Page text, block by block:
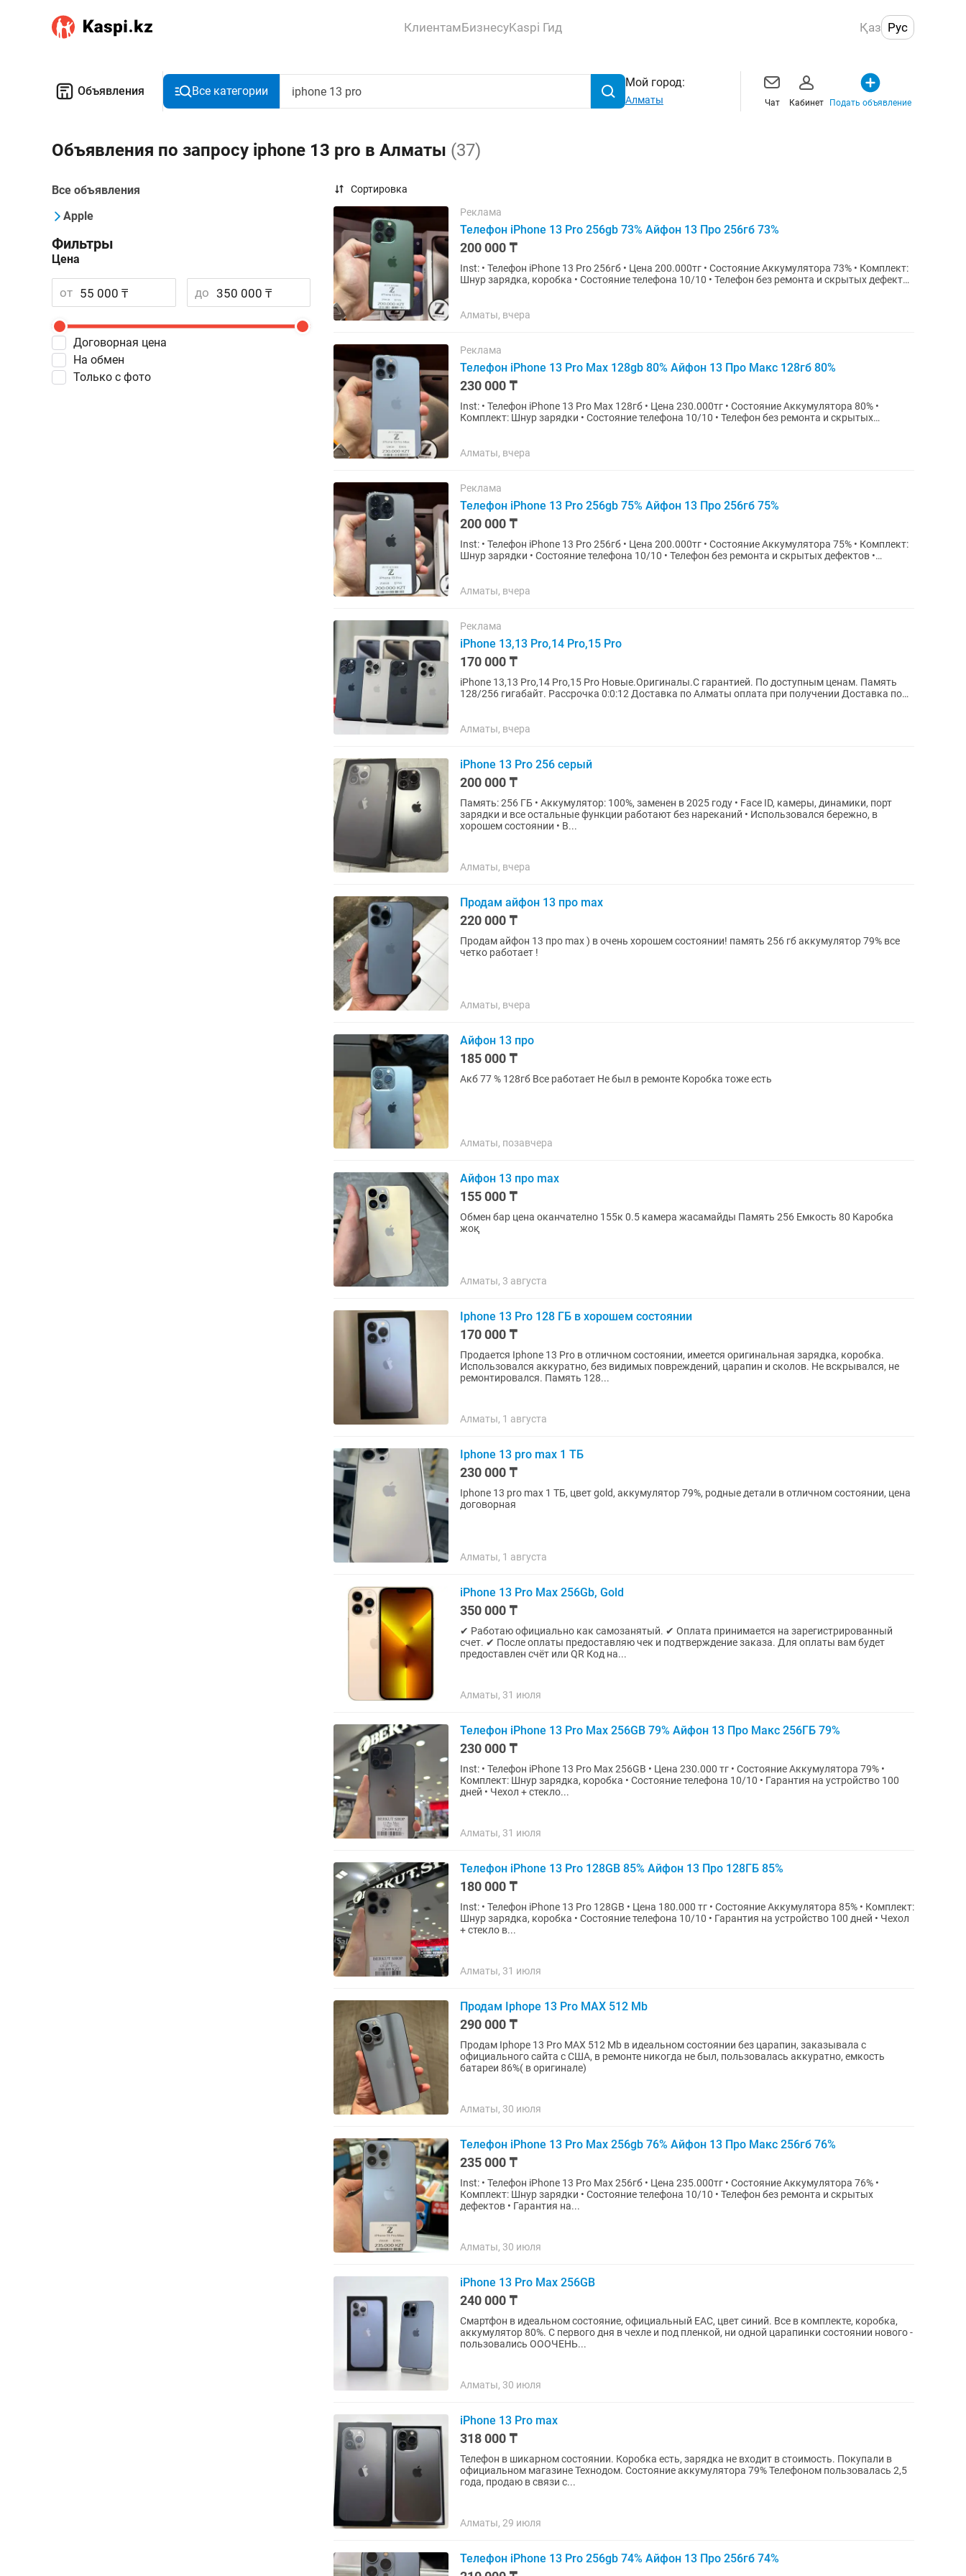
КлиентамБизнесуKaspi Гид Қаз Рус
Объявления Все категории
Мой город:
Алматы Чат Кабинет Подать объявление
Объявления по запросу iphone 13 pro в Алматы (37)
Все объявления
Apple
Фильтры
Цена
от до
Договорная цена
На обмен
Только с фото
Сортировка
Реклама
Телефон iPhone 13 Pro 256gb 73% Айфон 13 Про 256гб 73%
200 000 ₸
Inst: • Телефон iPhone 13 Pro 256гб • Цена 200.000тг • Состояние Аккумулятора 73% • Комплект:
Шнур зарядка, коробка • Состояние телефона 10/10 • Телефон без ремонта и скрытых дефектов
Алматы, вчера
Реклама
Телефон iPhone 13 Pro Max 128gb 80% Айфон 13 Про Макс 128гб 80%
230 000 ₸
Inst: • Телефон iPhone 13 Pro Мах 128гб • Цена 230.000тг • Состояние Аккумулятора 80% •
Комплект: Шнур зарядки • Состояние телефона 10/10 • Телефон без ремонта и скрытых
Алматы, вчера
Реклама
Телефон iPhone 13 Pro 256gb 75% Айфон 13 Про 256гб 75%
200 000 ₸
Inst: • Телефон iPhone 13 Pro 256гб • Цена 200.000тг • Состояние Аккумулятора 75% • Комплект:
Шнур зарядки • Состояние телефона 10/10 • Телефон без ремонта и скрытых дефектов •
Алматы, вчера
Реклама
iPhone 13,13 Pro,14 Pro,15 Pro
170 000 ₸
iPhone 13,13 Pro,14 Pro,15 Pro Новые.Оригиналы.С гарантией. По доступным ценам. Память
128/256 гигабайт. Рассрочка 0:0:12 Доставка по Алматы оплата при получении Доставка по
Алматы, вчера
iPhone 13 Pro 256 серый
200 000 ₸
Память: 256 ГБ • Аккумулятор: 100%, заменен в 2025 году • Face ID, камеры, динамики, порт
зарядки и все остальные функции работают без нареканий • Использовался бережно, в
хорошем состоянии • В...
Алматы, вчера
Продам айфон 13 про max
220 000 ₸
Продам айфон 13 про max ) в очень хорошем состоянии! память 256 гб аккумулятор 79% все
четко работает !
Алматы, вчера
Айфон 13 про
185 000 ₸
Акб 77 % 128гб Все работает Не был в ремонте Коробка тоже есть
Алматы, позавчера
Айфон 13 про max
155 000 ₸
Обмен бар цена оканчателно 155к 0.5 камера жасамайды Память 256 Емкость 80 Каробка
жоқ
Алматы, 3 августа
Iphone 13 Pro 128 ГБ в хорошем состоянии
170 000 ₸
Продается Iphone 13 Pro в отличном состоянии, имеется оригинальная зарядка, коробка.
Использовался аккуратно, без видимых повреждений, царапин и сколов. Не вскрывался, не
ремонтировался. Память 128...
Алматы, 1 августа
Iphone 13 pro max 1 ТБ
230 000 ₸
Iphone 13 pro max 1 ТБ, цвет gold, аккумулятор 79%, родные детали в отличном состоянии, цена
договорная
Алматы, 1 августа
iPhone 13 Pro Max 256Gb, Gold
350 000 ₸
✔ Работаю официально как самозанятый. ✔ Оплата принимается на зарегистрированный
счет. ✔ После оплаты предоставляю чек и подтверждение заказа. Для оплаты вам будет
предоставлен счёт или QR Код на...
Алматы, 31 июля
Телефон iPhone 13 Pro Max 256GB 79% Айфон 13 Про Макс 256ГБ 79%
230 000 ₸
Inst: • Телефон iPhone 13 Pro Max 256GB • Цена 230.000 тг • Состояние Аккумулятора 79% •
Комплект: Шнур зарядка, коробка • Состояние телефона 10/10 • Гарантия на устройство 100
дней • Чехол + стекло...
Алматы, 31 июля
Телефон iPhone 13 Pro 128GB 85% Айфон 13 Про 128ГБ 85%
180 000 ₸
Inst: • Телефон iPhone 13 Pro 128GB • Цена 180.000 тг • Состояние Аккумулятора 85% • Комплект:
Шнур зарядка, коробка • Состояние телефона 10/10 • Гарантия на устройство 100 дней • Чехол
+ стекло в...
Алматы, 31 июля
Продам Iphope 13 Pro MAX 512 Mb
290 000 ₸
Продам Iphope 13 Pro MAX 512 Mb в идеальном состоянии без царапин, заказывала с
официального сайта с США, в ремонте никогда не был, пользовалась аккуратно, емкость
батареи 86%( в оригинале)
Алматы, 30 июля
Телефон iPhone 13 Pro Max 256gb 76% Айфон 13 Про Макс 256гб 76%
235 000 ₸
Inst: • Телефон iPhone 13 Pro Мах 256гб • Цена 235.000тг • Состояние Аккумулятора 76% •
Комплект: Шнур зарядки • Состояние телефона 10/10 • Телефон без ремонта и скрытых
дефектов • Гарантия на...
Алматы, 30 июля
iPhone 13 Pro Max 256GB
240 000 ₸
Смартфон в идеальном состояние, официальный EAC, цвет синий. Все в комплекте, коробка,
аккумулятор 80%. С первого дня в чехле и под пленкой, ни одной царапинки состоянии нового -
пользовались ОООЧЕНЬ...
Алматы, 30 июля
iPhone 13 Pro max
318 000 ₸
Телефон в шикарном состоянии. Коробка есть, зарядка не входит в стоимость. Покупали в
официальном магазине Технодом. Состояние аккумулятора 79% Телефоном пользовалась 2,5
года, продаю в связи с...
Алматы, 29 июля
Телефон iPhone 13 Pro 256gb 74% Айфон 13 Про 256гб 74%